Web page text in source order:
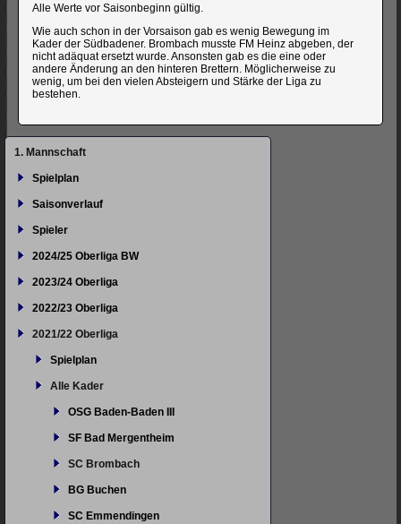
Alle Werte vor Saisonbeginn gültig.
Wie auch schon in der Vorsaison gab es wenig Bewegung im
Kader der Südbadener. Brombach musste FM Heinz abgeben, der
nicht adäquat ersetzt wurde. Ansonsten gab es die eine oder
andere Änderung an den hinteren Brettern. Möglicherweise zu
wenig, um bei den vielen Absteigern und Stärke der Liga zu
bestehen.
Navigation
1. Mannschaft
Spielplan
Saisonverlauf
Spieler
2024/25 Oberliga BW
2023/24 Oberliga
2022/23 Oberliga
2021/22 Oberliga
Spielplan
Alle Kader
OSG Baden-Baden III
SF Bad Mergentheim
SC Brombach
BG Buchen
SC Emmendingen